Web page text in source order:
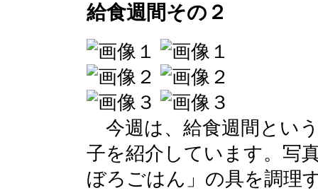
給食週間その２
今週は、給食週間とい
子を紹介しています。写
ぼろごはん」の具を調理